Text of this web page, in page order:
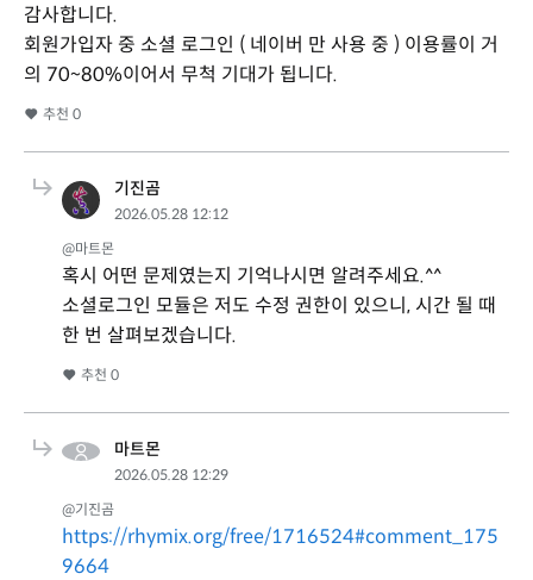
감사합니다.
회원가입자 중 소셜 로그인 ( 네이버 만 사용 중 ) 이용률이 거
의 70~80%이어서 무척 기대가 됩니다.
추천 0
기진곰
2026.05.28 12:12
@마트몬
혹시 어떤 문제였는지 기억나시면 알려주세요.^^
소셜로그인 모듈은 저도 수정 권한이 있으니, 시간 될 때
한 번 살펴보겠습니다.
추천 0
마트몬
2026.05.28 12:29
@기진곰
https://rhymix.org/free/1716524#comment_175
9664